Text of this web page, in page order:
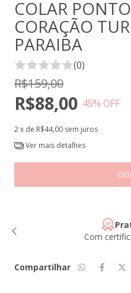
COLAR
CORAÇÃO
PARAIBA
(0)
R$159,00
R$88,00 45% OFF
2x de R$44,00 sem juros
Ver mais detalhes
Com
Compartilhar